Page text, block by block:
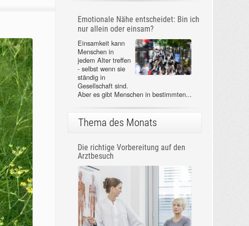
Emotionale Nähe entscheidet: Bin ich
nur allein oder einsam?
Einsamkeit kann
Menschen in
jedem Alter treffen
- selbst wenn sie
ständig in
Gesellschaft sind.
Aber es gibt Menschen in bestimmten...
Thema des Monats
Die richtige Vorbereitung auf den
Arztbesuch